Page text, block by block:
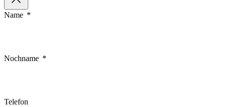
Name
Nochname
Telefon